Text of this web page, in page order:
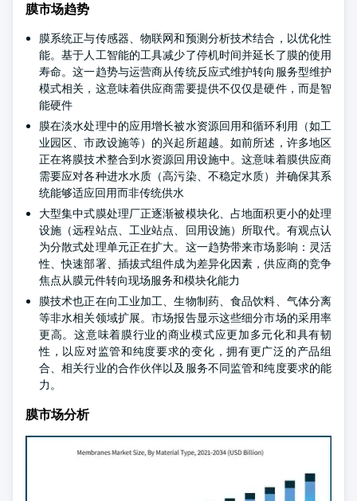
膜市场趋势
膜系统正与传感器、物联网和预测分析技术结合，以优化性
能。基于人工智能的工具减少了停机时间并延长了膜的使用
寿命。这一趋势与运营商从传统反应式维护转向服务型维护
模式相关，这意味着供应商需要提供不仅仅是硬件，而是智
能硬件
膜在淡水处理中的应用增长被水资源回用和循环利用（如工
业园区、市政设施等）的兴起所超越。如前所述，许多地区
正在将膜技术整合到水资源回用设施中。这意味着膜供应商
需要应对各种进水水质（高污染、不稳定水质）并确保其系
统能够适应回用而非传统供水
大型集中式膜处理厂正逐渐被模块化、占地面积更小的处理
设施（远程站点、工业站点、回用设施）所取代。有观点认
为分散式处理单元正在扩大。这一趋势带来市场影响：灵活
性、快速部署、插拔式组件成为差异化因素，供应商的竞争
焦点从膜元件转向现场服务和模块化能力
膜技术也正在向工业加工、生物制药、食品饮料、气体分离
等非水相关领域扩展。市场报告显示这些细分市场的采用率
更高。这意味着膜行业的商业模式应更加多元化和具有韧
性，以应对监管和纯度要求的变化，拥有更广泛的产品组
合、相关行业的合作伙伴以及服务不同监管和纯度要求的能
力。
膜市场分析